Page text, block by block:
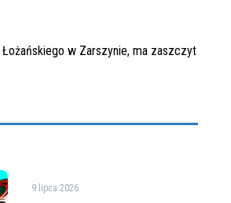
w Zarszynie, ma zaszczyt
9 lipca 2026